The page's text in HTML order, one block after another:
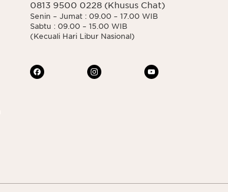
0813 9500 0228 (Khusus Chat)
Senin – Jumat : 09.00 – 17.00 WIB
Sabtu : 09.00 – 15.00 WIB
(Kecuali Hari Libur Nasional)